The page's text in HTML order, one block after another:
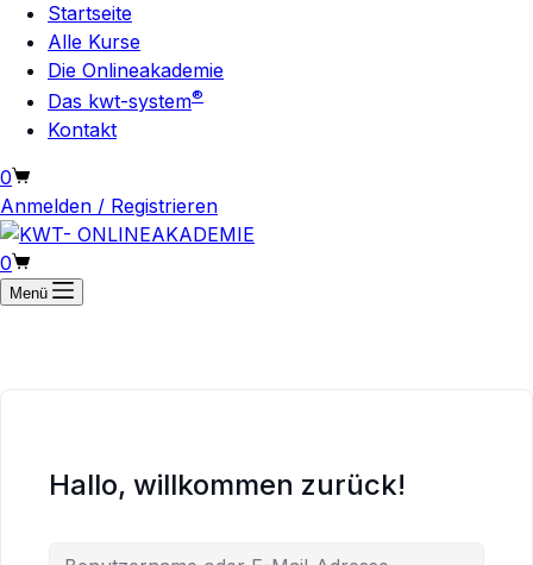
Startseite
Alle Kurse
Die Onlineakademie
Das kwt-system®
Kontakt
Warenkorb
0
Anmelden / Registrieren
Warenkorb
0
Menü
Hallo, willkommen zurück!